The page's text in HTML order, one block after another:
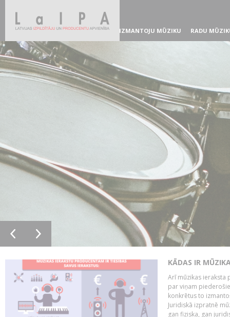
IZMANTOJU MŪZIKU RADU
KĀDAS IR
Arī mūzikas ieraksta
par viņam
konkrētus to
Juridiskā izpratnē
gan fiziska, gan